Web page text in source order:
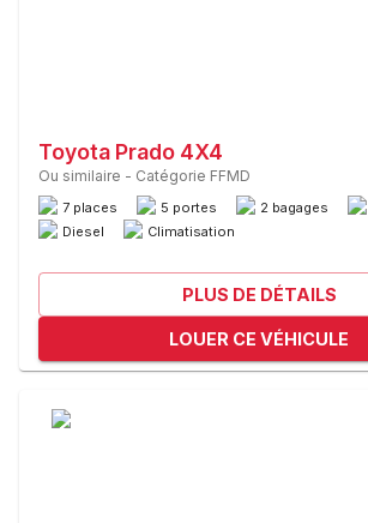
Toyota Prado 4X4
Ou similaire - Catégorie FFMD
7 places 5 portes 2 bagages
Diesel
Climatisation
PLUS DE DÉTAILS
LOUER CE VÉHICULE